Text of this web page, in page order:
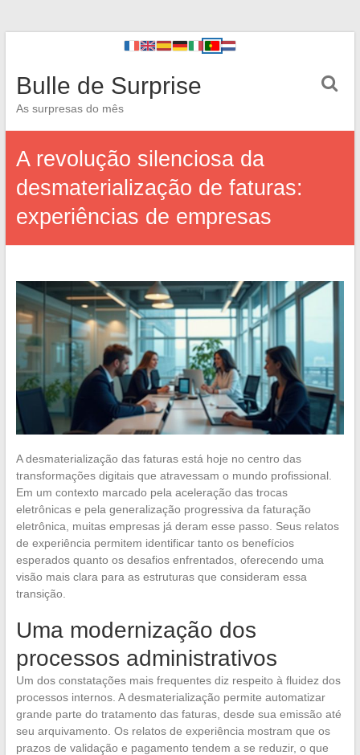
Bulle de Surprise
As surpresas do mês
A revolução silenciosa da
desmaterialização de faturas:
experiências de empresas
A desmaterialização das faturas está hoje no centro das
transformações digitais que atravessam o mundo profissional.
Em um contexto marcado pela aceleração das trocas
eletrônicas e pela generalização progressiva da faturação
eletrônica, muitas empresas já deram esse passo. Seus relatos
de experiência permitem identificar tanto os benefícios
esperados quanto os desafios enfrentados, oferecendo uma
visão mais clara para as estruturas que consideram essa
transição.
Uma modernização dos
processos administrativos
Um dos constatações mais frequentes diz respeito à fluidez dos
processos internos. A desmaterialização permite automatizar
grande parte do tratamento das faturas, desde sua emissão até
seu arquivamento. Os relatos de experiência mostram que os
prazos de validação e pagamento tendem a se reduzir, o que